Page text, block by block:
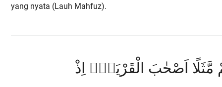
yang nyata (Lauh Mahfuz).
مَّثَلًا اَصْحٰبَ الْقَرْيَةِۘ اِذْ